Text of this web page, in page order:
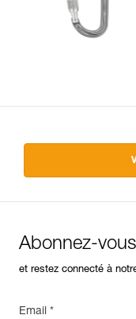
Abonnez-
et restez connecté à
Email *